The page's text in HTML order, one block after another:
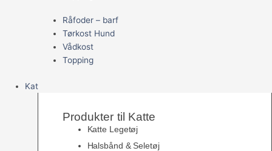
Råfoder – barf
Tørkost Hund
Vådkost
Topping
Kat
Produkter til Katte
Katte Legetøj
Halsbånd & Seletøj